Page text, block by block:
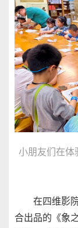
小朋友们在体
在四维影院
合出品的《象